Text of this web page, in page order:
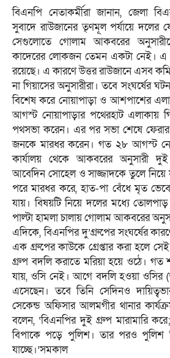
বিএনপি নেতাকর্মীরা জানান, জেলা
সুবাদে রাউজানের তৃণমূল পর্যায়ে দলের
সেগুলোতে গোলাম আকবরের
কাদেরের লোকজন তেমন একটা নেই। এ
রয়েছে। এ কারণে উত্তর রাউজানে এসব
না গিয়াসের অনুসারীরা। তবে সংঘর্ষের
বিশেষ করে নোয়াপাড়া ও আশপাশের
আগস্ট নোয়াপাড়ার পথেরহাট এলাকায়
পথসভা করেন। এর পর সভা শেষে
জনকে মারধর করেন। গত ২৮ আগস্ট
কার্যালয় থেকে আকবরের অনুসারী
আবেদিন সোহেল ও সাজ্জাদকে তুলে নিয়ে
পরে মারধর করে, হাত-পা বেঁধে মৃত ভেবে
যায়। বিষয়টি নিয়ে দলের মধ্যে তোলপাড়
পাল্টা হামলা চালায় গোলাম আকবরের
এদিকে, বিএনপির দু’গ্রুপের সংঘর্ষের
এক গ্রুপের কাউকে গ্রেপ্তার করা হলে
গ্রুপ বদলি করাতে মরিয়া হয়ে ওঠে। গত
যায়, ওসি নেই। আগে বদলি হওয়া
এসেছেন। তবে তিনি সেদিনও
সেকেন্ড অফিসার আলমগীর থানার
বলেন, ‘বিএনপির দুই গ্রুপ মারামারি করে;
বিপাকে পড়ে পুলিশ। তার পরও পুলিশ
যাচ্ছে।’সমকাল